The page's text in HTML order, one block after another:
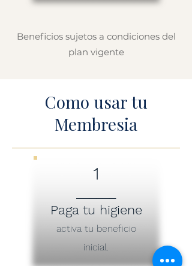
Beneficios sujetos a condiciones del
plan vigente
Como usar tu
Membresia
1
Paga tu higiene
activa tu beneficio
inicial.